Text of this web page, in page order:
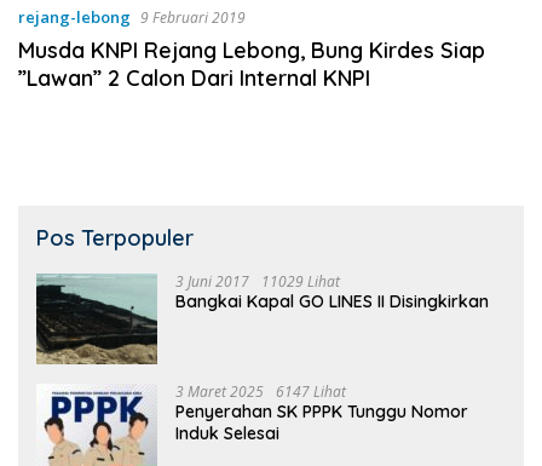
rejang-lebong 9 Februari 2019
Musda KNPI Rejang Lebong, Bung Kirdes Siap
”Lawan” 2 Calon Dari Internal KNPI
Pos Terpopuler
3 Juni 2017 11029 Lihat
Bangkai Kapal GO LINES II Disingkirkan
3 Maret 2025 6147 Lihat
Penyerahan SK PPPK Tunggu Nomor
Induk Selesai